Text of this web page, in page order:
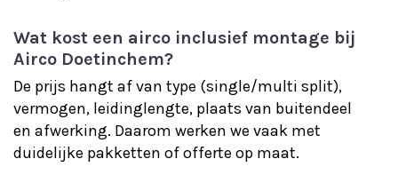
Wat kost een airco inclusief montage bij
Airco Doetinchem?
De prijs hangt af van type (single/multi split),
vermogen, leidinglengte, plaats van buitendeel
en afwerking. Daarom werken we vaak met
duidelijke pakketten of offerte op maat.